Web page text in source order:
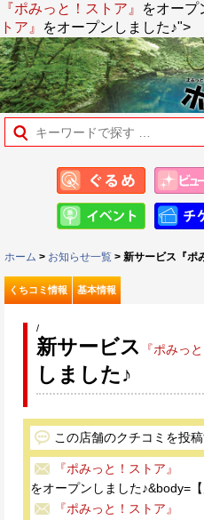
『ポみっと！ストア』 をオープ
トア』
をオープンしました♪">
ホーム > お知らせ一覧 > 新サービス『ポ
くちコミ情報 基本情報
/
新サービス 『ポみっ
しました♪
この店舗のクチコミを投
『ポみっと！ストア』
をオープンしました♪&body=
『ポみっと！ストア』